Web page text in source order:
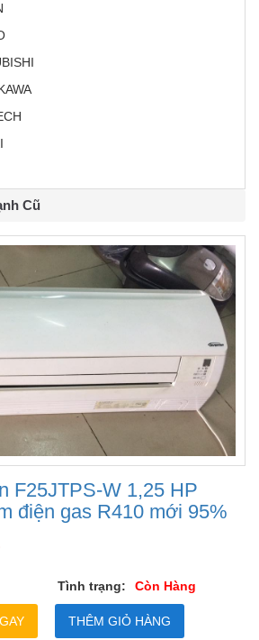
Cũ
F25JTPS-W 1,25 HP
điện gas R410 mới 95%
Tình trạng: Còn Hàng